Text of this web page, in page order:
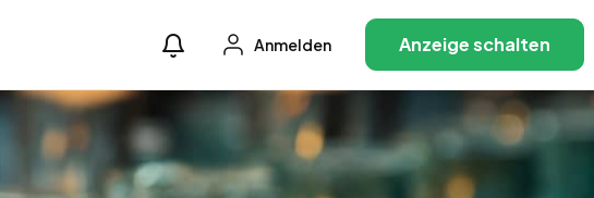
Anmelden Anzeige schalten